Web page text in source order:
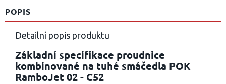
POPIS
Detailní popis produktu
Základní specifikace proudnice
kombinované na tuhé smáčedla POK
RamboJet 02 - C52